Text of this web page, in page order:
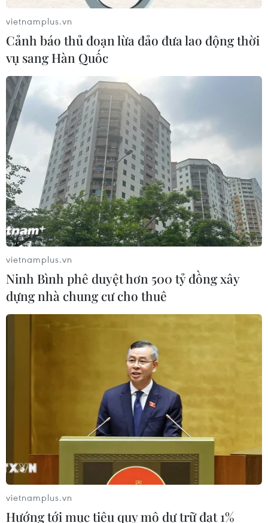
TIN CÙNG CHUYÊN MỤC
Tây Ban Nha: 100 người thiệt mạng
trong vụ vượt biển ồ ạt vào Ceuta
Đức tuyên án chung thân đối tượng
gây vụ lao xe vào đám đông ở
06/08/2026 15:57
Italy và Hy Lạp trở thành điểm nóng
vietnamplus.vn
Cảnh báo thủ đoạn lừa đảo đưa lao động thời
vụ sang Hàn Quốc
vietnamplus.vn
Ninh Bình phê duyệt hơn 500 tỷ đồng xây
dựng nhà chung cư cho thuê
vietnamplus.vn
Hướng tới mục tiêu quy mô dự trữ đạt 1%